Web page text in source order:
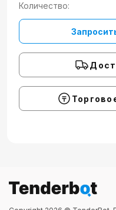
Количество: